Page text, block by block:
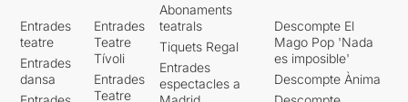
Entrades
teatre
Entrades
dansa
Entrades
Teatre
Tívoli
Entrades
Teatre
Abonaments
teatrals
Tiquets Regal
Entrades
espectacles a
Descompte El
Mago Pop 'Nada
es imposible'
Descompte Ànima